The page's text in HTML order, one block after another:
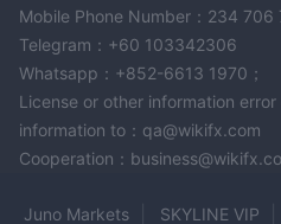
Mobile Phone Number：234
Telegram：+60 103342306
Whatsapp：+852-6613 1970；
License or other information
information to：qa@wikifx.com
Cooperation：
Juno Markets SKYLINE VIP